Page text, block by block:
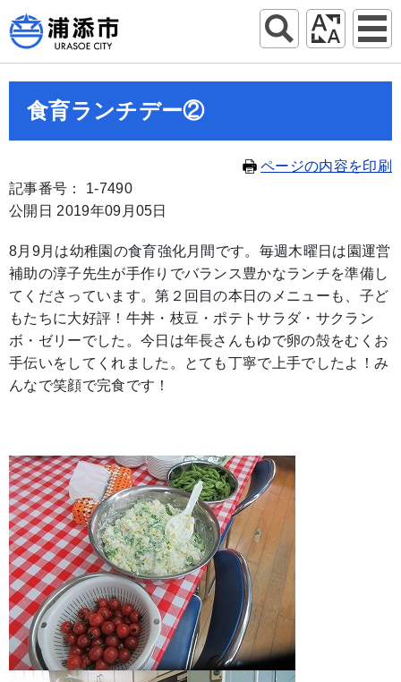
食育ランチデー②
ページの内容を印刷
記事番号： 1-7490
公開日 2019年09月05日
8月9月は幼稚園の食育強化月間です。毎週木曜日は園運営
補助の淳子先生が手作りでバランス豊かなランチを準備し
てくださっています。第２回目の本日のメニューも、子ど
もたちに大好評！牛丼・枝豆・ポテトサラダ・サクラン
ボ・ゼリーでした。今日は年長さんもゆで卵の殻をむくお
手伝いをしてくれました。とても丁寧で上手でしたよ！み
んなで笑顔で完食です！